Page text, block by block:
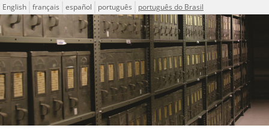
Idioma
English français español português português do Brasil
Descrições arquivísticas do acervo do Arquivo Público do
Projeto ICA-AtoM